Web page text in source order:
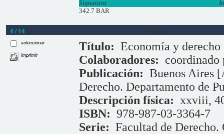
Signatura
342.7 BAR
4 / 14 Libros
seleccionar
imprimir
Título: Economía y derecho
Colaboradores:
Publicación: Buenos Aires
Derecho. Departamento de
Descripción física: xxviii,
ISBN: 978-987-03-3364-7
Serie: Facultad de Derecho.